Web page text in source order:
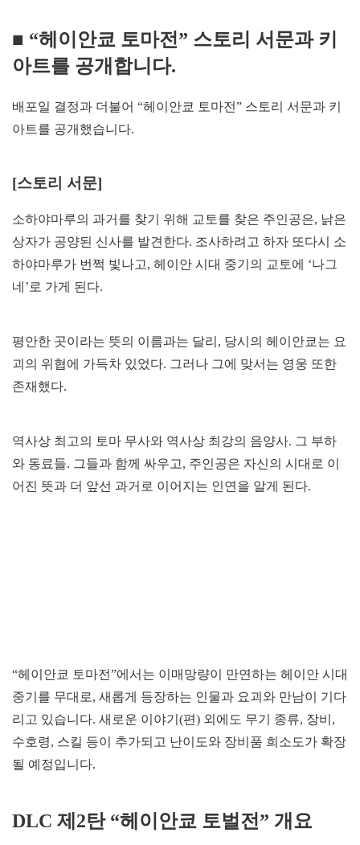
■ “헤이안쿄 토마전” 스토리 서문과 키
아트를 공개합니다.
배포일 결정과 더불어 “헤이안쿄 토마전” 스토리 서문과 키
아트를 공개했습니다.
[스토리 서문]
소하야마루의 과거를 찾기 위해 교토를 찾은 주인공은, 낡은
상자가 공양된 신사를 발견한다. 조사하려고 하자 또다시 소
하야마루가 번쩍 빛나고, 헤이안 시대 중기의 교토에 ‘나그
네’로 가게 된다.
평안한 곳이라는 뜻의 이름과는 달리, 당시의 헤이안쿄는 요
괴의 위협에 가득차 있었다. 그러나 그에 맞서는 영웅 또한
존재했다.
역사상 최고의 토마 무사와 역사상 최강의 음양사. 그 부하
와 동료들. 그들과 함께 싸우고, 주인공은 자신의 시대로 이
어진 뜻과 더 앞선 과거로 이어지는 인연을 알게 된다.
“헤이안쿄 토마전”에서는 이매망량이 만연하는 헤이안 시대
중기를 무대로, 새롭게 등장하는 인물과 요괴와 만남이 기다
리고 있습니다. 새로운 이야기(편) 외에도 무기 종류, 장비,
수호령, 스킬 등이 추가되고 난이도와 장비품 희소도가 확장
될 예정입니다.
DLC 제2탄 “헤이안쿄 토벌전” 개요